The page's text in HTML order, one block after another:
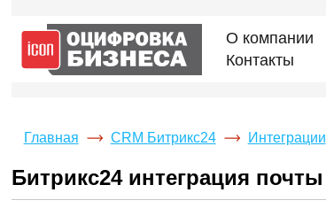
О компании
Контакты
Главная CRM Битрикс24 Интеграции
Битрикс24 интеграция почты